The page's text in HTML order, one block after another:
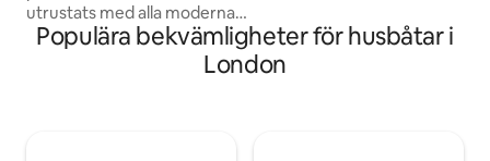
utrustats med alla moderna
bekvämligheter, vilket återspeglar stilen
på ett boutiquehotell, samtidigt som den
behåller egenskaperna hos en
möjlighet att
att bege sig ut
Populära bekvämligheter för husbåtar i
London